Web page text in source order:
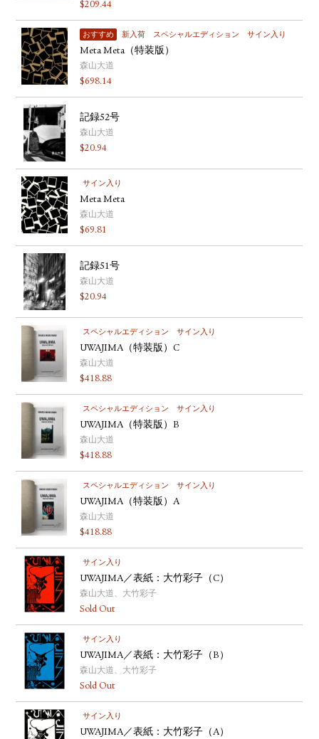
$209.44
おすすめ 新入荷 スペシャルエディション サイン入り
Meta Meta（特装版）
森山大道
$698.14
記録52号
森山大道
$20.94
サイン入り
Meta Meta
森山大道
$69.81
記録51号
森山大道
$20.94
スペシャルエディション サイン入り
UWAJIMA（特装版）C
森山大道
$418.88
スペシャルエディション サイン入り
UWAJIMA（特装版）B
森山大道
$418.88
スペシャルエディション サイン入り
UWAJIMA（特装版）A
森山大道
$418.88
サイン入り
UWAJIMA／表紙：大竹彩子（C）
森山大道、大竹彩子
Sold Out
サイン入り
UWAJIMA／表紙：大竹彩子（B）
森山大道、大竹彩子
Sold Out
サイン入り
UWAJIMA／表紙：大竹彩子（A）